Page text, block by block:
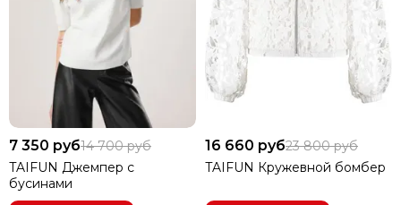
7 350 руб14 700 руб
TAIFUN Джемпер с
бусинами
16 660 руб23 800 руб
TAIFUN Кружевной бомбер